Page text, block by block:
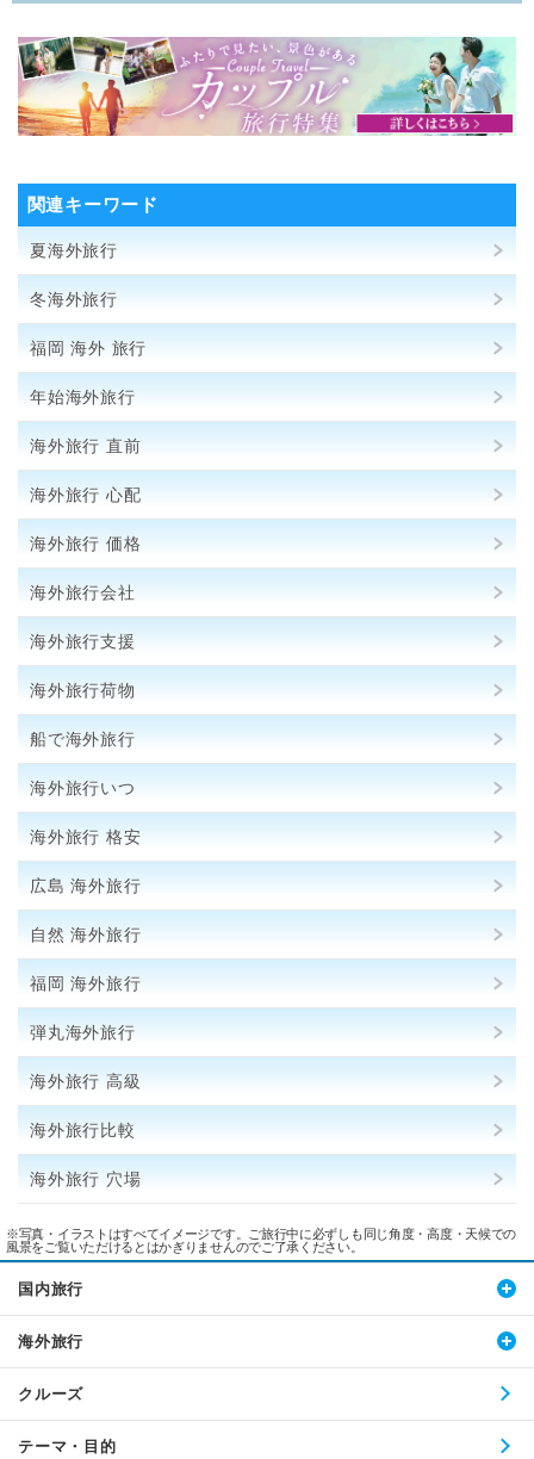
関連キーワード
夏海外旅行
冬海外旅行
福岡 海外 旅行
年始海外旅行
海外旅行 直前
海外旅行 心配
海外旅行 価格
海外旅行会社
海外旅行支援
海外旅行荷物
船で海外旅行
海外旅行いつ
海外旅行 格安
広島 海外旅行
自然 海外旅行
福岡 海外旅行
弾丸海外旅行
海外旅行 高級
海外旅行比較
海外旅行 穴場
※写真・イラストはすべてイメージです。ご旅行中に必ずしも同じ角度・高度・天候での
風景をご覧いただけるとはかぎりませんのでご了承ください。
国内旅行
海外旅行
クルーズ
テーマ・目的